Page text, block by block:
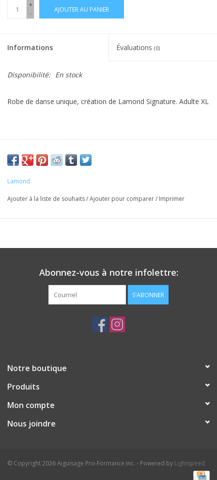
+
-
AJOUTER AU PANIER
Informations Évaluations (0)
Disponibilité: En stock
Robe de danse unique, création de Lamond Signature. Adulte XL
Lamond
Ajouter à la liste de souhaits/Ajouter pour comparer/ Imprimer
Abonnez-vous à notre infolettre:
S'ABONNER
Notre boutique
Produits
Mon compte
Nous joindre
© Copyright 2026 Aiguisage Pro-Formance inc. - Powered by Lightspeed